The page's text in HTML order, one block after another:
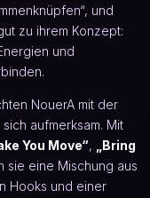
und
zu ihrem Konzept:
und
NouerA mit der
sich aufmerksam. Mit
You Move“,
„Bring
sie eine Mischung aus
Hooks und einer